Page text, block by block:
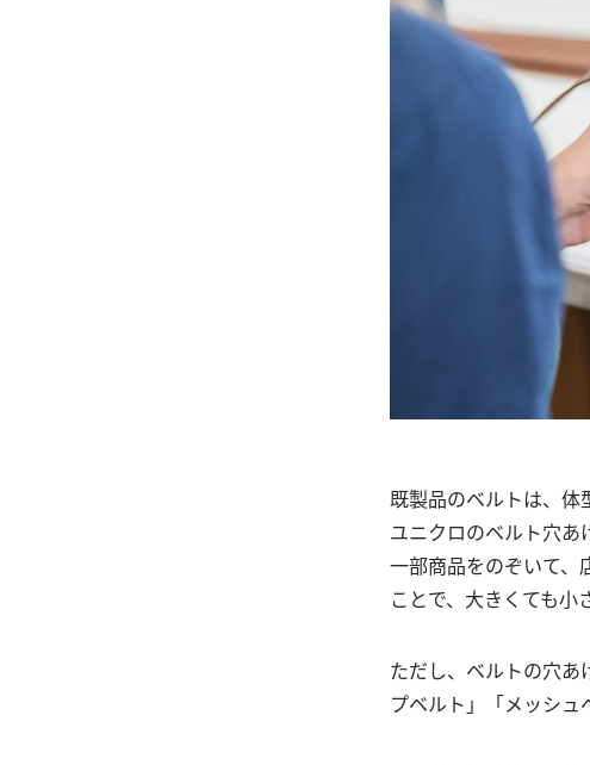
既製品のベルトは、体
ユニクロのベルト穴あ
一部商品をのぞいて、
ことで、大きくても小
ただし、ベルトの穴あ
プベルト」「メッシュ